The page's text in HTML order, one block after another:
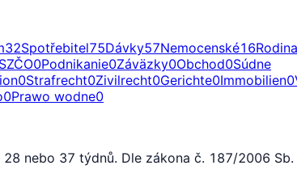
32Spotřebitel75Dávky57Nemocenské16Rodina
SZČO0Podnikanie0Záväzky0Obchod0Súdne
0Strafrecht0Zivilrecht0Gerichte0Immobilien0
0Prawo wodne0
nebo 37 týdnů. Dle zákona č. 187/2006